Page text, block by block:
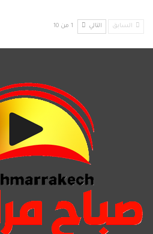
السابق التالي 1 من 10